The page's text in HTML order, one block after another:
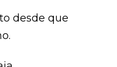
desde que